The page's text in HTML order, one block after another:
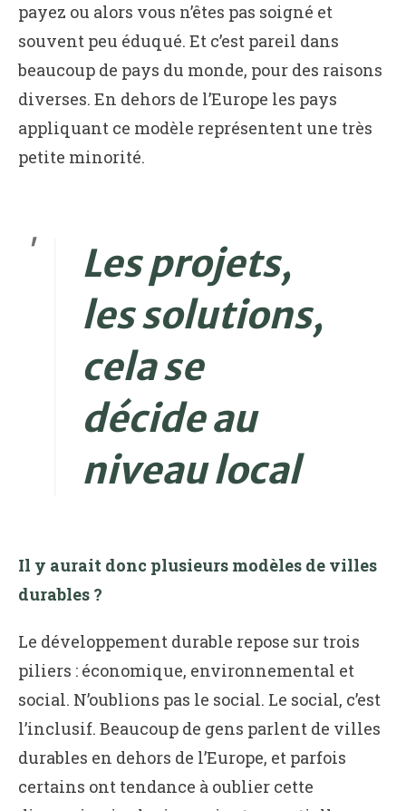
payez ou alors vous n’êtes pas soigné et
souvent peu éduqué. Et c’est pareil dans
beaucoup de pays du monde, pour des raisons
diverses. En dehors de l’Europe les pays
appliquant ce modèle représentent une très
petite minorité.
Les projets,
les solutions,
cela se
décide au
niveau local
Il y aurait donc plusieurs modèles de villes
durables ?
Le développement durable repose sur trois
piliers : économique, environnemental et
social. N’oublions pas le social. Le social, c’est
l’inclusif. Beaucoup de gens parlent de villes
durables en dehors de l’Europe, et parfois
certains ont tendance à oublier cette